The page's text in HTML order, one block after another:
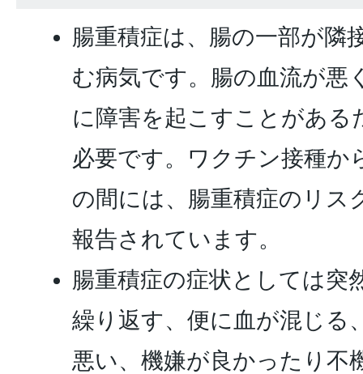
腸重積症は、腸の一部が隣
む病気です。腸の血流が悪
に障害を起こすことがある
必要です。ワクチン接種か
の間には、腸重積症のリス
報告されています。
腸重積症の症状としては突
繰り返す、便に血が混じる
悪い、機嫌が良かったり不